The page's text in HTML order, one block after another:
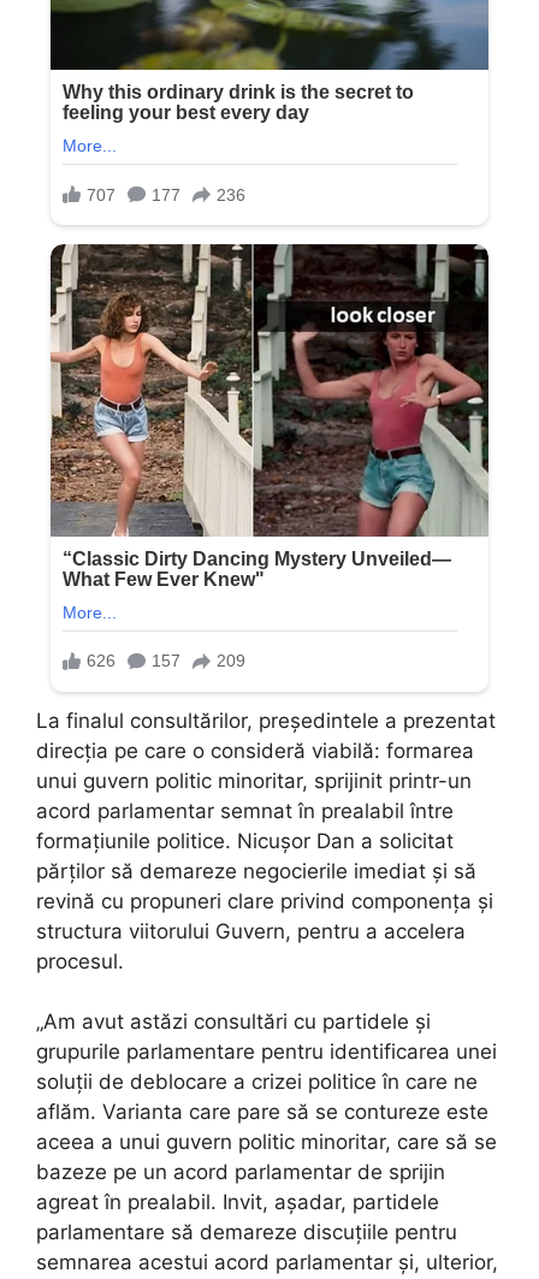
La finalul consultărilor, președintele a prezentat
direcția pe care o consideră viabilă: formarea
unui guvern politic minoritar, sprijinit printr-un
acord parlamentar semnat în prealabil între
formațiunile politice. Nicușor Dan a solicitat
părților să demareze negocierile imediat și să
revină cu propuneri clare privind componența și
structura viitorului Guvern, pentru a accelera
procesul.
„Am avut astăzi consultări cu partidele și
grupurile parlamentare pentru identificarea unei
soluții de deblocare a crizei politice în care ne
aflăm. Varianta care pare să se contureze este
aceea a unui guvern politic minoritar, care să se
bazeze pe un acord parlamentar de sprijin
agreat în prealabil. Invit, așadar, partidele
parlamentare să demareze discuțiile pentru
semnarea acestui acord parlamentar și, ulterior,